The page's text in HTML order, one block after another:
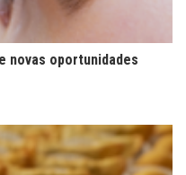
novas oportunidades